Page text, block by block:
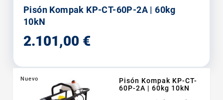
Pisón Kompak KP-CT-60P-2A | 60kg
10kN
2.101,00 €Precio
Nuevo
Pisón Kompak KP-CT-
60P-2A | 60kg 10kN